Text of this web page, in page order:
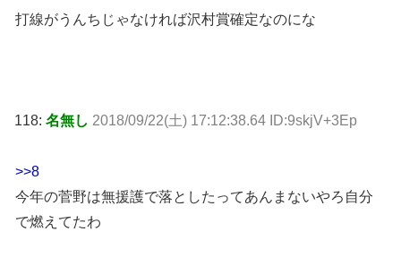
打線がうんちじゃなければ沢村賞確定なのにな
118: 名無し 2018/09/22(土) 17:12:38.64 ID:9skjV+3Ep
>>8
今年の菅野は無援護で落としたってあんまないやろ自分
で燃えてたわ